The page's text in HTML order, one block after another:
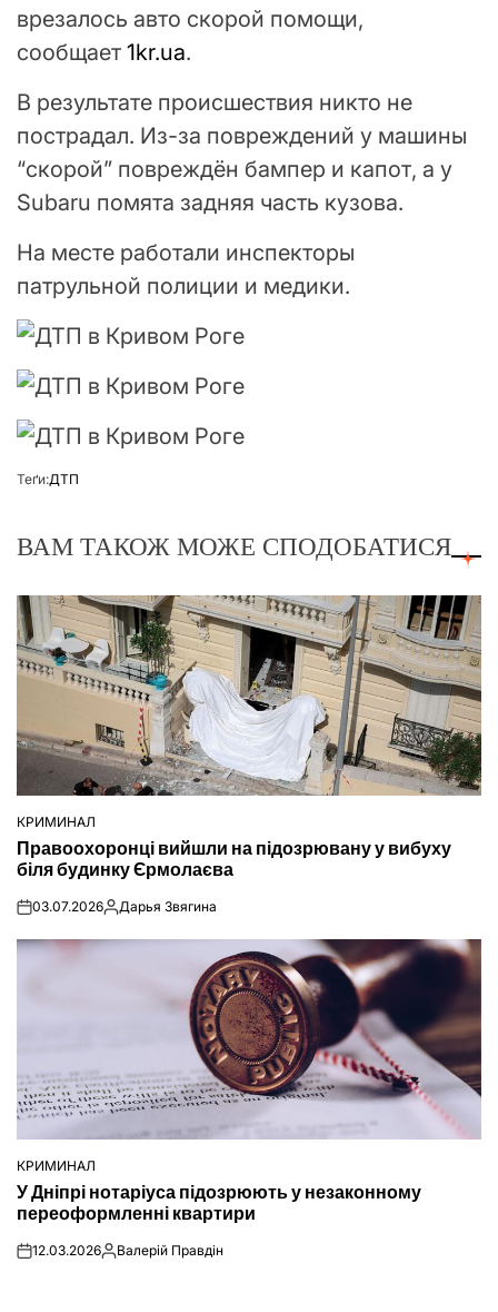
врезалось авто скорой помощи,
сообщает 1kr.ua.
В результате происшествия никто не
пострадал. Из-за повреждений у машины
“скорой” повреждён бампер и капот, а у
Subaru помята задняя часть кузова.
На месте работали инспекторы
патрульной полиции и медики.
Теґи:ДТП
ВАМ ТАКОЖ МОЖЕ СПОДОБАТИСЯ
ОПУБЛІКУВАТИ
КРИМИНАЛ
Правоохоронці вийшли на підозрювану у вибуху
біля будинку Єрмолаєва
on03.07.2026Опубліковано
Дарья Звягина
ОПУБЛІКУВАТИ
У
КРИМИНАЛ
У Дніпрі нотаріуса підозрюють у незаконному
переоформленні квартири
on12.03.2026Опубліковано
Валерій Правдін